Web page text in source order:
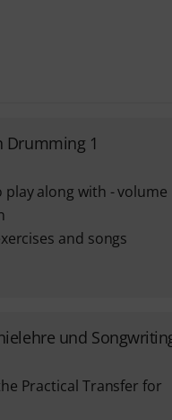
Drumming 1
along with - volume
and songs
und
Practical Transfer for